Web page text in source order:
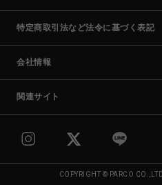
特定商取引法など法令に基づく表記
会社情報
関連サイト
COPYRIGHT © PARCO